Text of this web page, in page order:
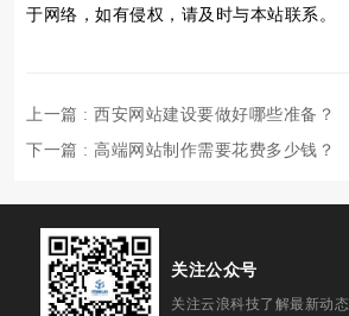
于网络，如有侵权，请及时与本站联系。
上一篇 : 西安网站建设要做好哪些准备？
下一篇 : 高端网站制作需要花费多少钱？
关注公众号
关注云浪科技了解最新动态